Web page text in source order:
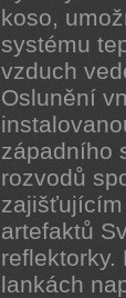
koso,
systému
vzduch
Oslunění
západního
rozvodů
artefaktů
reflektorky.
lankách